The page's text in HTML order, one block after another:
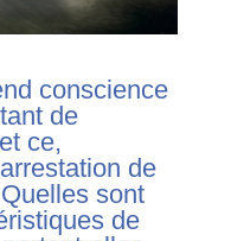
conscience
de
ce,
de
sont
de